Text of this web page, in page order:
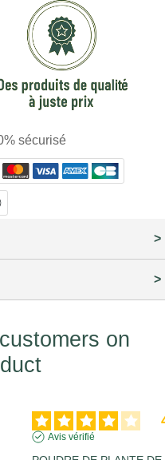
sécurisé
on
Avis vérifié